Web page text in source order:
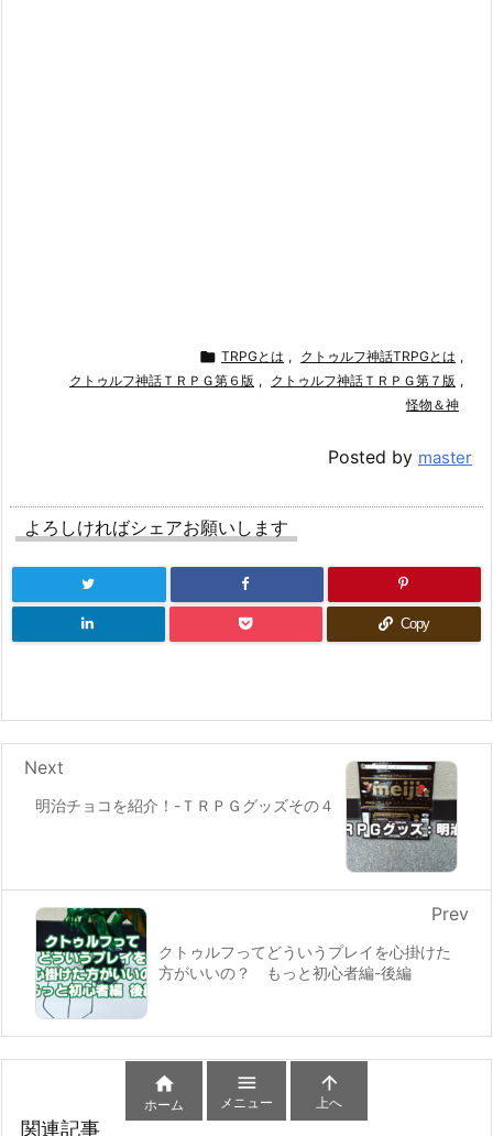
 TRPGとは , クトゥルフ神話TRPGとは ,
クトゥルフ神話ＴＲＰＧ第６版 , クトゥルフ神話ＴＲＰＧ第７版 ,
怪物＆神
Posted by master
よろしければシェアお願いします
Copy
明治チョコを紹介！-ＴＲＰＧグッズその４
Next
クトゥルフってどういうプレイを心掛けた
方がいいの？ もっと初心者編-後編
Prev
関連記事

ホーム

メニュー

上へ